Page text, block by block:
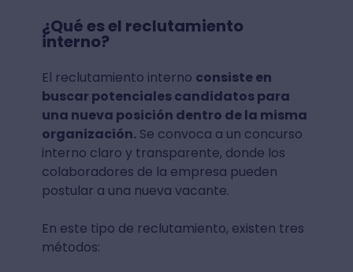
¿Qué es el reclutamiento
interno?
El reclutamiento interno consiste en
buscar potenciales candidatos para
una nueva posición dentro de la misma
organización.Se convoca a un concurso
interno claro y transparente, donde los
colaboradores de la empresa pueden
postular a una nueva vacante.
En este tipo de reclutamiento, existen tres
métodos: